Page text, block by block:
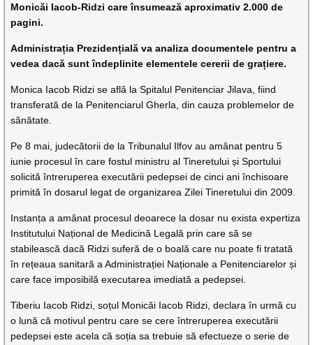
Monicăi Iacob-Ridzi care însumează aproximativ 2.000 de
pagini.
Administrația Prezidențială va analiza documentele pentru a
vedea dacă sunt îndeplinite elementele cererii de grațiere.
Monica Iacob Ridzi se află la Spitalul Penitenciar Jilava, fiind
transferată de la Penitenciarul Gherla, din cauza problemelor de
sănătate.
Pe 8 mai, judecătorii de la Tribunalul Ilfov au amânat pentru 5
iunie procesul în care fostul ministru al Tineretului și Sportului
solicită întreruperea executării pedepsei de cinci ani închisoare
primită în dosarul legat de organizarea Zilei Tineretului din 2009.
Instanța a amânat procesul deoarece la dosar nu exista expertiza
Institutului Național de Medicină Legală prin care să se
stabilească dacă Ridzi suferă de o boală care nu poate fi tratată
în rețeaua sanitară a Administrației Naționale a Penitenciarelor și
care face imposibilă executarea imediată a pedepsei.
Tiberiu Iacob Ridzi, soțul Monicăi Iacob Ridzi, declara în urmă cu
o lună că motivul pentru care se cere întreruperea executării
pedepsei este acela că soția sa trebuie să efectueze o serie de